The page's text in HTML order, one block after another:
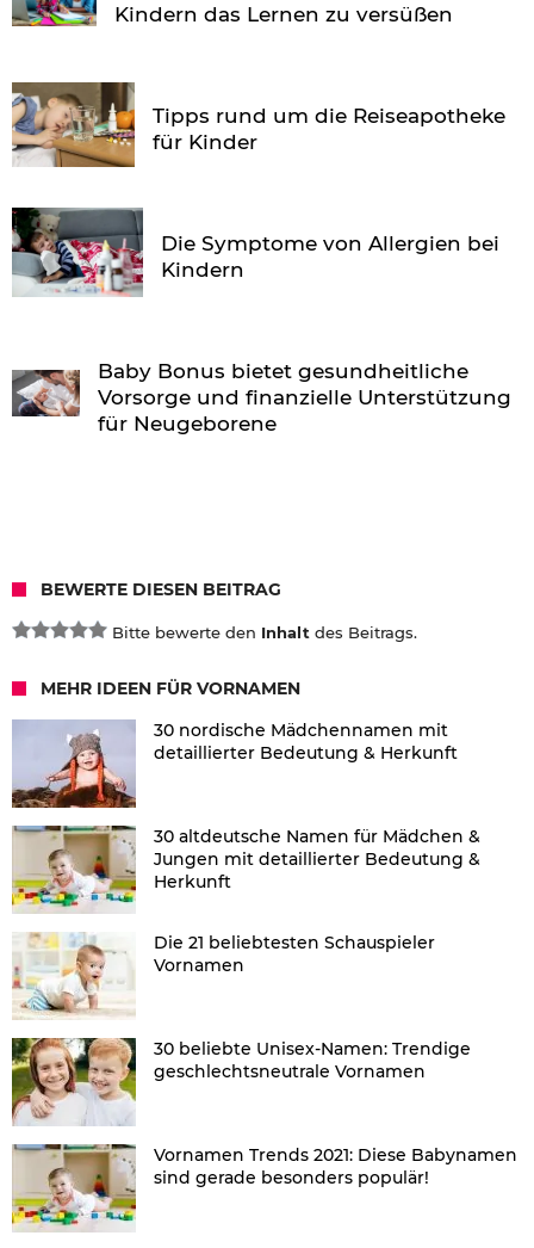
Kindern das Lernen zu versüßen
Tipps rund um die Reiseapotheke
für Kinder
Die Symptome von Allergien bei
Kindern
Baby Bonus bietet gesundheitliche
Vorsorge und finanzielle Unterstützung
für Neugeborene
BEWERTE DIESEN BEITRAG
Bitte bewerte den Inhalt des Beitrags.
MEHR IDEEN FÜR VORNAMEN
30 nordische Mädchennamen mit
detaillierter Bedeutung & Herkunft
30 altdeutsche Namen für Mädchen &
Jungen mit detaillierter Bedeutung &
Herkunft
Die 21 beliebtesten Schauspieler
Vornamen
30 beliebte Unisex-Namen: Trendige
geschlechtsneutrale Vornamen
Vornamen Trends 2021: Diese Babynamen
sind gerade besonders populär!